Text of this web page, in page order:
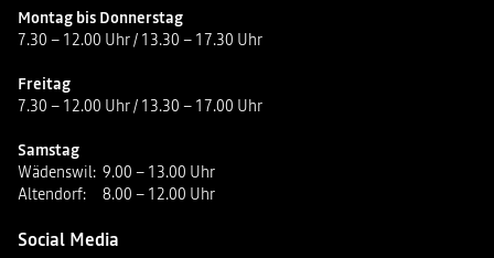
Montag bis Donnerstag
7.30 – 12.00 Uhr / 13.30 – 17.30 Uhr
Freitag
7.30 – 12.00 Uhr / 13.30 – 17.00 Uhr
Samstag
Wädenswil: 9.00 – 13.00 Uhr
Altendorf:
8.00 – 12.00 Uhr
Social Media